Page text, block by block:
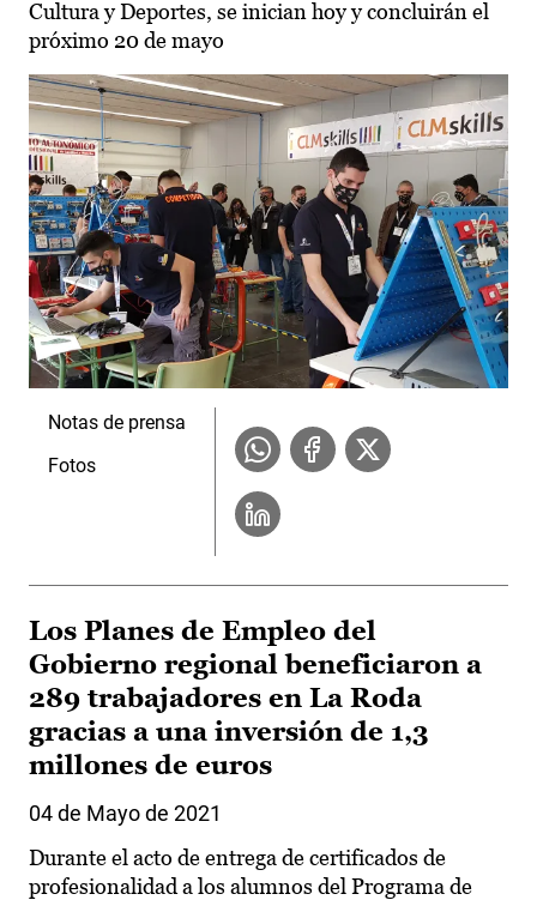
Cultura y Deportes, se inician hoy y concluirán el
próximo 20 de mayo
Notas de prensa
Fotos
Los Planes de Empleo del
Gobierno regional beneficiaron a
289 trabajadores en La Roda
gracias a una inversión de 1,3
millones de euros
04 de Mayo de 2021
Durante el acto de entrega de certificados de
profesionalidad a los alumnos del Programa de